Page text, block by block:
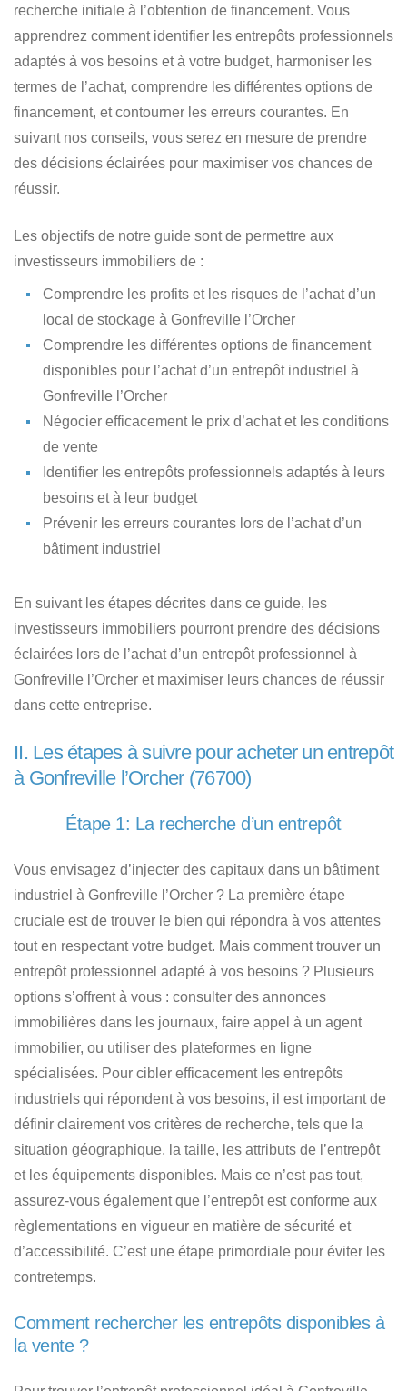
recherche initiale à l’obtention de financement. Vous
apprendrez comment identifier les entrepôts professionnels
adaptés à vos besoins et à votre budget, harmoniser les
termes de l’achat, comprendre les différentes options de
financement, et contourner les erreurs courantes. En
suivant nos conseils, vous serez en mesure de prendre
des décisions éclairées pour maximiser vos chances de
réussir.
Les objectifs de notre guide sont de permettre aux
investisseurs immobiliers de :
Comprendre les profits et les risques de l’achat d’un
local de stockage à Gonfreville l’Orcher
Comprendre les différentes options de financement
disponibles pour l’achat d’un entrepôt industriel à
Gonfreville l’Orcher
Négocier efficacement le prix d’achatet les conditions
de vente
Identifier les entrepôts professionnels adaptés à leurs
besoins et à leur budget
Prévenir les erreurs courantes lors de l’achatd’un
bâtiment industriel
En suivant les étapes décrites dans ce guide, les
investisseurs immobiliers pourront prendre des décisions
éclairées lors de l’achat d’un entrepôt professionnel à
Gonfreville l’Orcher et maximiser leurs chances de réussir
dans cette entreprise.
II. Les étapes à suivre pour acheter un entrepôt
à Gonfreville l’Orcher (76700)
Étape 1: La recherche d’un entrepôt
Vous envisagez d’injecter des capitaux dans un bâtiment
industriel à Gonfreville l’Orcher ? La première étape
cruciale est de trouver le bien qui répondra à vos attentes
tout en respectant votre budget. Mais comment trouver un
entrepôt professionnel adapté à vos besoins ? Plusieurs
options s’offrent à vous : consulter des annonces
immobilières dans les journaux, faire appel à un agent
immobilier, ou utiliser des plateformes en ligne
spécialisées. Pour cibler efficacement les entrepôts
industriels qui répondent à vos besoins, il est important de
définir clairement vos critères de recherche, tels que la
situation géographique, la taille, les attributs de l’entrepôt
et les équipements disponibles. Mais ce n’est pas tout,
assurez-vous également que l’entrepôt est conforme aux
règlementations en vigueur en matière de sécurité et
d’accessibilité. C’est une étape primordiale pour éviter les
contretemps.
Comment rechercher les entrepôts disponibles à
la vente ?